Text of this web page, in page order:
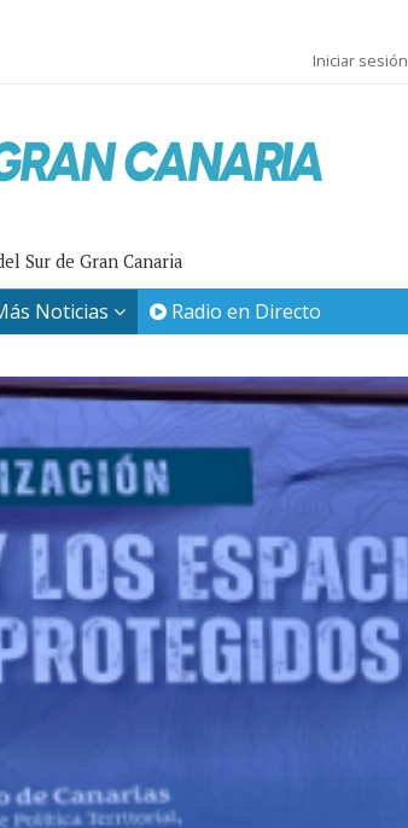
Iniciar sesión
Sur de Gran Canaria
Noticias Radio en Directo